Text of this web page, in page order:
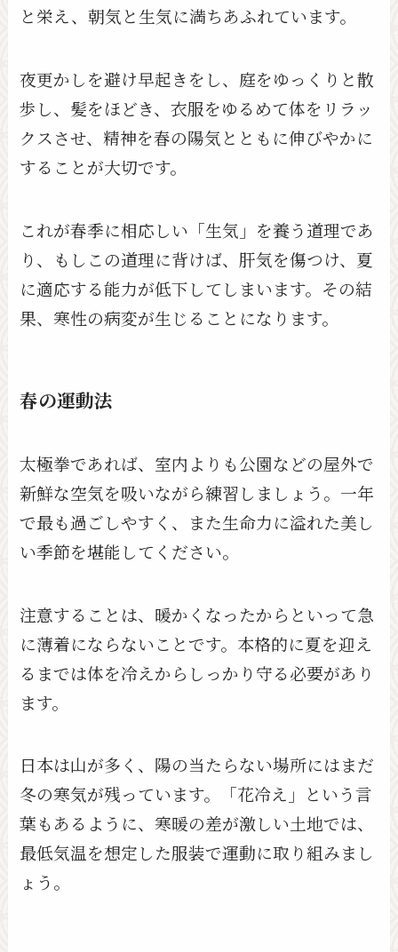
と栄え、朝気と生気に満ちあふれています。
夜更かしを避け早起きをし、庭をゆっくりと散
歩し、髪をほどき、衣服をゆるめて体をリラッ
クスさせ、精神を春の陽気とともに伸びやかに
することが大切です。
これが春季に相応しい「生気」を養う道理であ
り、もしこの道理に背けば、肝気を傷つけ、夏
に適応する能力が低下してしまいます。その結
果、寒性の病変が生じることになります。
春の運動法
太極拳であれば、室内よりも公園などの屋外で
新鮮な空気を吸いながら練習しましょう。一年
で最も過ごしやすく、また生命力に溢れた美し
い季節を堪能してください。
注意することは、暖かくなったからといって急
に薄着にならないことです。本格的に夏を迎え
るまでは体を冷えからしっかり守る必要があり
ます。
日本は山が多く、陽の当たらない場所にはまだ
冬の寒気が残っています。「花冷え」という言
葉もあるように、寒暖の差が激しい土地では、
最低気温を想定した服装で運動に取り組みまし
ょう。